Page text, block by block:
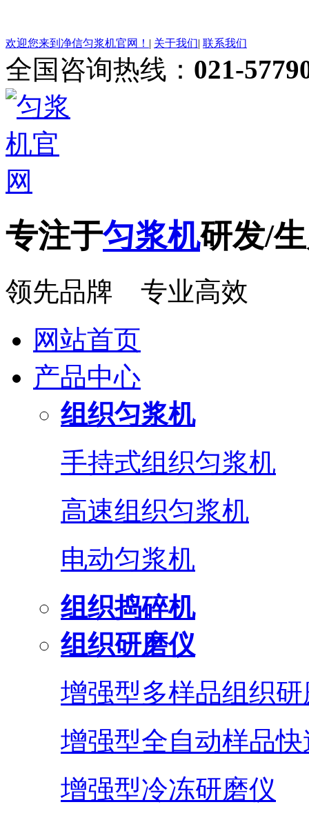
欢迎您来到净信匀浆机官网！ | 关于我们| 联系我们
全国咨询热线： 021-
专注于匀浆机研发/
领先品牌 专业高效
网站首页
产品中心
组织匀浆机
手持式组织匀浆机
高速组织匀浆机
电动匀浆机
组织捣碎机
组织研磨仪
增强型多样品组织
增强型全自动样品
增强型冷冻研磨仪